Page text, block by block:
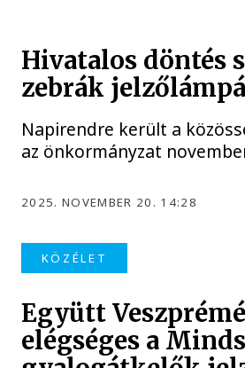
Hivatalos döntés
zebrák
Napirendre került a
az önkormányzat
2025. NOVEMBER 20. 14:28
KÖZÉLET
Együtt
elégséges a